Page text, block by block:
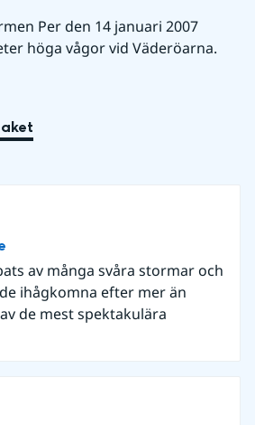
Per den 14 januari 2007
höga vågor vid Väderöarna.
av många svåra stormar och
ihågkomna efter mer än
de mest spektakulära